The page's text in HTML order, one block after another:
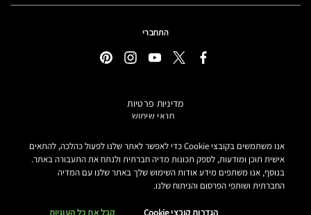
התחברי
מדיניות פרטיות
תנאי שימוש
מידע על מוצרים מזוייפים
הצהרת נגישות
הגדרות קובצי COOKIE
MAKE-UP ART COSMETICS© מאק קוסמטיקס כל הזכויות שמורות.
הטקסטים מנוסחים באתר בלשון נקבה אך פונים לכל המגדרים
אנו משתמשים בקובצי Cookie כדי לאפשר לאתר שלנו לפעול כהלכה, להתאים
אישית תוכן ומודעות, לספק תכונות מדיה חברתית ולנתח את התעבורה באתר.
בנוסף, אנו משתפים מידע אודות השימוש שלך באתר שלנו עם המדיה
החברתית ושותפי הפרסום והניתוח שלנו.
הגדרות קובצי Cookie קבל את כל העוגיות